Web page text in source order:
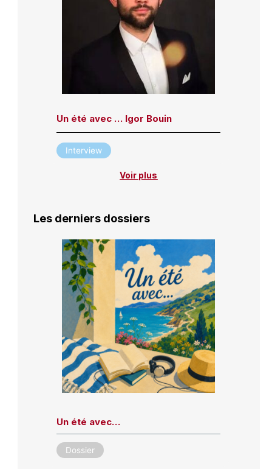
Un été avec … Igor Bouin
Interview
Voir plus
Les derniers dossiers
Un été avec…
Dossier